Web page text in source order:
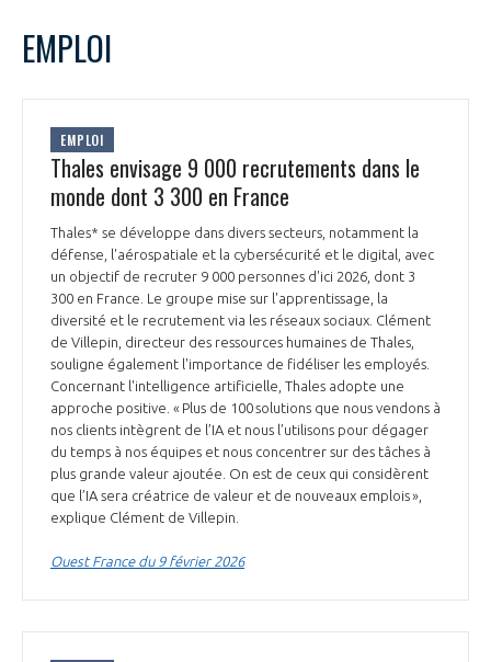
PRÉSENTATION
NOTRE VISION
NOS MISSIONS
NOTRE HISTOIRE
ORGANISATION
LE CONSEIL DU GIFAS
L’ÉQUIPE DU GIFAS
NOS RÉSEAUX À L'INTERNATIONAL
FONCTIONNEMENT
GEADS
COMITÉ AERO PME
STARTAIR
COMMISSIONS ET COMITÉS
ACCOMPAGNEMENT DE NOS ADHÉRENTS
LES PROGRAMMES DU GIFAS
UN ÉCOSYSTÈME INTÉGRÉ ET COHÉRENT
POURQUOI DEVENIR MEMBRE ?
LA MÉDIATION
LA MÉDIATION DANS LA FILIÈRE AÉRONAUTIQUE ET SPATIALE
LE MÉDIATEUR DE LA FILIÈRE AÉRONAUTIQUE ET SPATIALE
LE SALON DU BOURGET
L'OBSERVATOIRE
CHIFFRES CLÉS
1
10 11
17 18
EMPLOI
EMPLOI
Thales envisage 9 000 recrutements dans le
monde dont 3 300 en France
Thales* se développe dans divers secteurs, notamment la
défense, l'aérospatiale et la cybersécurité et le digital, avec
un objectif de recruter 9 000 personnes d'ici 2026, dont 3
300 en France. Le groupe mise sur l'apprentissage, la
diversité et le recrutement via les réseaux sociaux. Clément
de Villepin, directeur des ressources humaines de Thales,
souligne également l'importance de fidéliser les employés.
Concernant l'intelligence artificielle, Thales adopte une
approche positive. « Plus de 100 solutions que nous vendons à
nos clients intègrent de l’IA et nous l’utilisons pour dégager
du temps à nos équipes et nous concentrer sur des tâches à
plus grande valeur ajoutée. On est de ceux qui considèrent
que l’IA sera créatrice de valeur et de nouveaux emplois »,
explique Clément de Villepin.
Ouest France du 9 février 2026
Rejoignez une filière d’excellence et développez
Découvrez les avantages d'adhérer au GIFAS.
Rencontres, salons, données sectorielles,
programmes ...
DEMANDE D’ADHÉSION